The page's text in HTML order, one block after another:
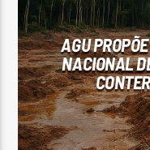
Arara
AGU
NACIONAL